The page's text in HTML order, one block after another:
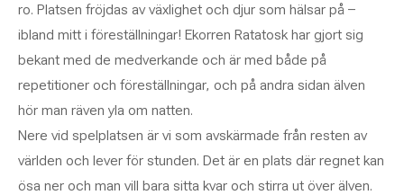
ro. Platsen fröjdas av växlighet och djur som hälsar på –
ibland mitt i föreställningar! Ekorren Ratatosk har gjort sig
bekant med de medverkande och är med både på
repetitioner och föreställningar, och på andra sidan älven
hör man räven yla om natten.
Nere vid spelplatsen är vi som avskärmade från resten av
världen och lever för stunden. Det är en plats där regnet kan
ösa ner och man vill bara sitta kvar och stirra ut över älven.